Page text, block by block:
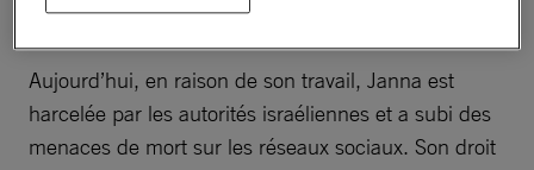
jeunes journalistes du monde.
Aujourd’hui, en raison de son travail, Janna est
harcelée par les autorités israéliennes et a subi des
menaces de mort sur les réseaux sociaux. Son droit